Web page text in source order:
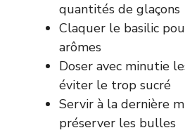
quantités de glaçons
Claquer le basilic
arômes
Doser avec minutie
éviter le trop sucré
Servir à la dernière
préserver les bulles